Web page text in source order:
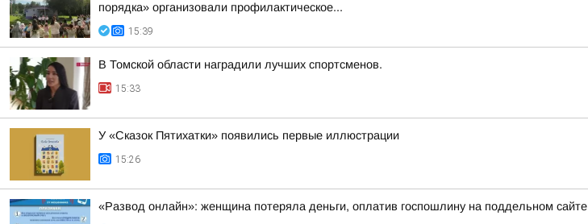
порядка» организовали профилактическое...
15:39
В Томской области наградили лучших спортсменов.
15:33
У «Сказок Пятихатки» появились первые иллюстрации
15:26
«Развод онлайн»: женщина потеряла деньги, оплатив госпошлину на поддельном сайте